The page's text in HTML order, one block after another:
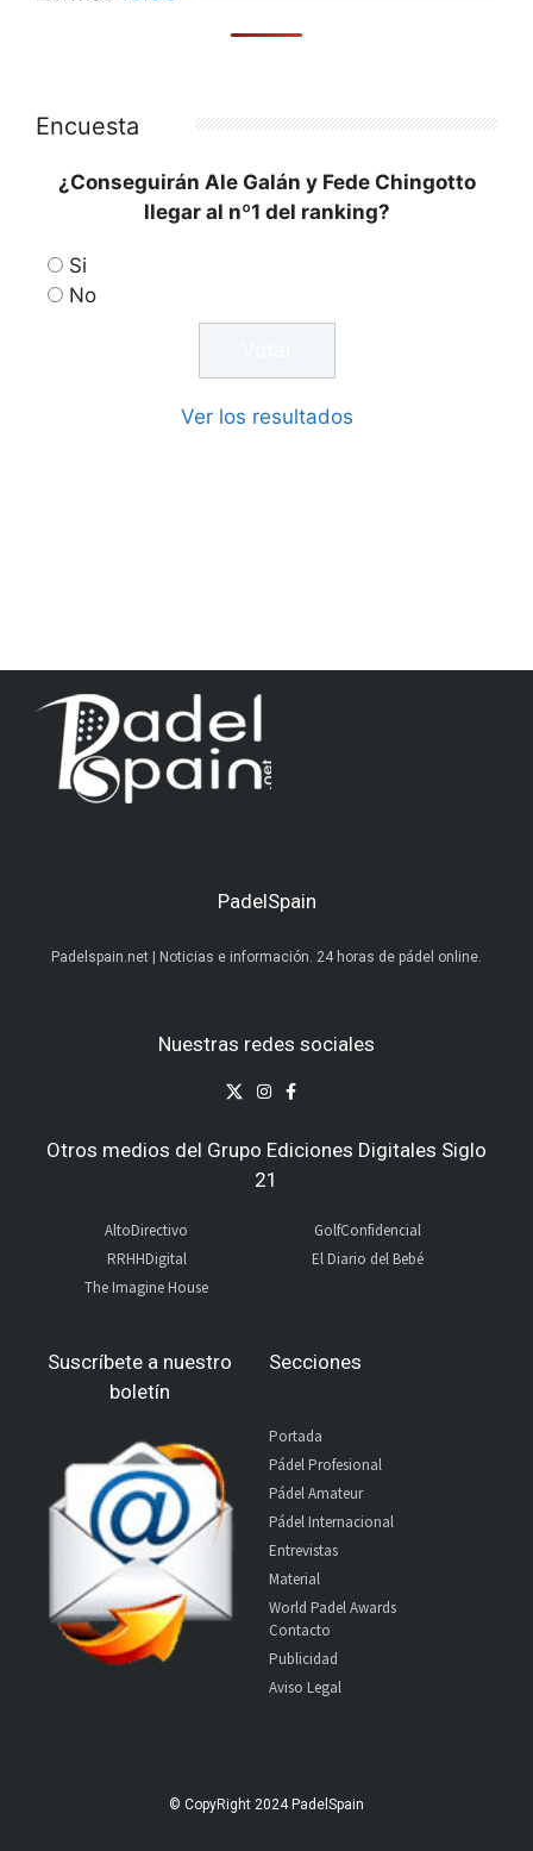
Encuesta
¿Conseguirán Ale Galán y Fede Chingotto
llegar al nº1 del ranking?
Si
No
Ver los resultados
PadelSpain
Padelspain.net | Noticias e información. 24 horas de pádel online.
Nuestras redes sociales
Otros medios del Grupo Ediciones Digitales Siglo
21
AltoDirectivo
RRHHDigital
The Imagine House
GolfConfidencial
El Diario del Bebé
Suscríbete a nuestro
boletín
Secciones
Portada
Pádel Profesional
Pádel Amateur
Pádel Internacional
Entrevistas
Material
World Padel Awards
Contacto
Publicidad
Aviso Legal
© CopyRight 2024 PadelSpain